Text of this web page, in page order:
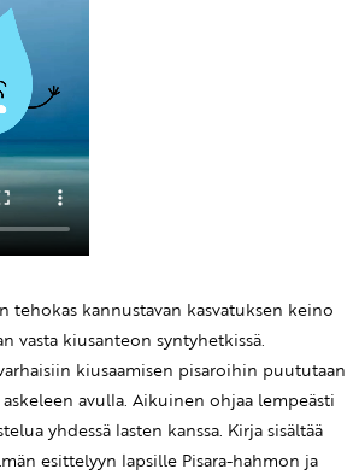
tehokas kannustavan kasvatuksen keino
vasta kiusanteon syntyhetkissä.
kiusaamisen pisaroihin puututaan
avulla. Aikuinen ohjaa lempeästi
yhdessä lasten kanssa. Kirja sisältää
esittelyyn lapsille Pisara-hahmon ja